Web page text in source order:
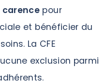
carence pour
et bénéficier du
La CFE
exclusion parmi